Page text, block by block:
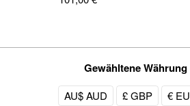
Gewähltene Währung
AU$ AUD £ GBP €